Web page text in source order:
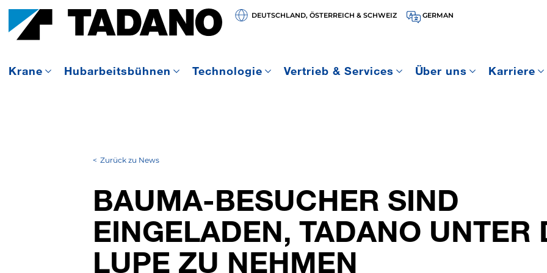
DEUTSCHLAND, ÖSTERREICH & SCHWEIZ GERMAN
Krane Hubarbeitsbühnen Technologie Vertrieb & Services Über uns Karriere
Zurück zu News
BAUMA-BESUCHER SIND
EINGELADEN, TADANO UNTER
LUPE ZU NEHMEN